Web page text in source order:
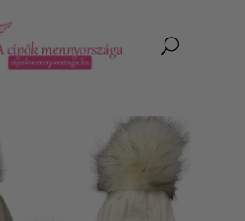
legközelebb, most nem érek rá.
PRÓBÁLOK!